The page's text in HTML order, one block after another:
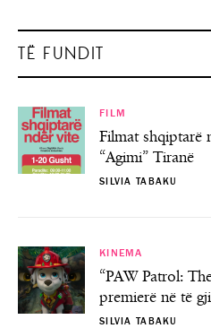
TË FUNDIT
FILM
Filmat shqiptarë
“Agimi” Tiranë
SILVIA TABAKU
KINEMA
“PAW Patrol:
premierë në të
SILVIA TABAKU